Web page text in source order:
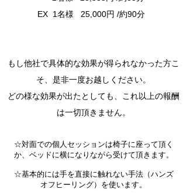
EX 1名様 25,000円 /約90分
もし他社で具体的な効果が得られなかった方こ
そ、是非一度お越しください。
どの様な効果が出たとしても、これ以上の報酬
は一切頂きません。
☆対面での個人セッションは椅子に座って頂く
か、ベッドに横になりながら受けて頂きます。
☆基本的には手を直接に触れない手法（ハンズ
オフヒーリング）を使います。